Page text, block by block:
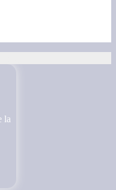
la